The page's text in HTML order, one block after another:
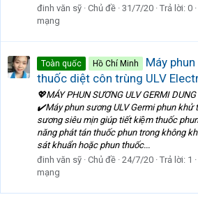
đinh văn sỹ Chủ đề 31/7/20 Trả lời: 0
mạng
Toàn quốc Hồ Chí Minh
Máy
thuốc diệt côn trùng ULV
💖MÁY PHUN SƯƠNG ULV GERMI
✔️Máy phun sương ULV Germi phun khử
sương siêu mịn giúp tiết kiệm thuốc
năng phát tán thuốc phun trong không
sát khuẩn hoặc phun thuốc...
đinh văn sỹ Chủ đề 24/7/20 Trả lời: 1
mạng